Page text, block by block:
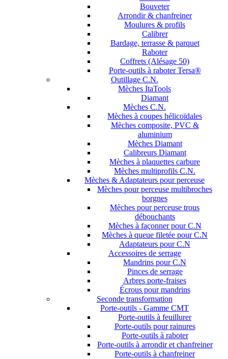
Bouveter
Arrondir & chanfreiner
Moulures & profils
Calibrer
Bardage, terrasse & parquet
Raboter
Coffrets (Alésage 50)
Porte-outils à raboter Tersa®
Outillage C.N.
Mèches ItaTools
Diamant
Mèches C.N.
Mèches à coupes hélicoïdales
Mèches composite, PVC &
aluminium
Mèches Diamant
Calibreurs Diamant
Mèches à plaquettes carbure
Mèches multiprofils C.N.
Mèches & Adaptateurs pour perceuse
Mèches pour perceuse multibroches
borgnes
Mèches pour perceuse trous
débouchants
Mèches à façonner pour C.N
Mèches à queue filetée pour C.N
Adaptateurs pour C.N
Accessoires de serrage
Mandrins pour C.N
Pinces de serrage
Arbres porte-fraises
Écrous pour mandrins
Seconde transformation
Porte-outils - Gamme CMT
Porte-outils à feuillurer
Porte-outils pour rainures
Porte-outils à raboter
Porte-outils à arrondir et chanfreiner
Porte-outils à chanfreiner